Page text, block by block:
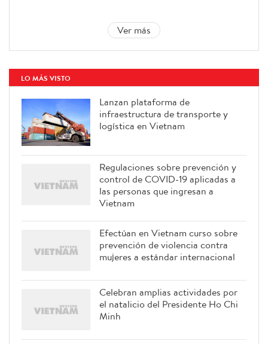
Ver más
LO MÁS VISTO
Lanzan plataforma de
infraestructura de transporte y
logística en Vietnam
Regulaciones sobre prevención y
control de COVID-19 aplicadas a
las personas que ingresan a
Vietnam
Efectúan en Vietnam curso sobre
prevención de violencia contra
mujeres a estándar internacional
Celebran amplias actividades por
el natalicio del Presidente Ho Chi
Minh